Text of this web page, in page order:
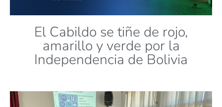
El Cabildo se tiñe de rojo,
amarillo y verde por la
Independencia de Bolivia